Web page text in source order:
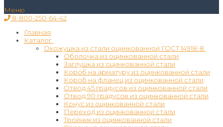
Меню
8-800-250-64-42
Главная
Каталог
Окожушка из стали оцинкованной ГОСТ 14918-8
Оболочка из оцинкованной стали
Заглушка из оцинкованной стали
Короб на арматуру из оцинкованной стали
Короб на фланец из оцинкованной стали
Отвод 45 градусов из оцинкованной стали
Отвод 90 градусов из оцинкованной стали
Конус из оцинкованной стали
Переход из оцинкованной стали
Тройник из оцинкованной стали